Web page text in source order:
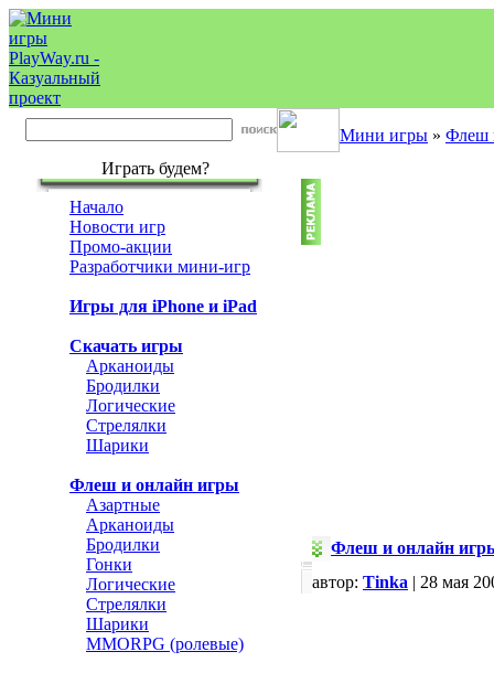
Мини игры » Флеш
Играть будем?
Начало
Новости игр
Промо-акции
Разработчики мини-игр
Игры для iPhone и iPad
Скачать игры
Арканоиды
Бродилки
Логические
Стрелялки
Шарики
Флеш и онлайн игры
Азартные
Арканоиды
Бродилки
Гонки
Логические
Стрелялки
Шарики
MMORPG (ролевые)
Флеш и онлайн
автор: Tinka | 28 мая